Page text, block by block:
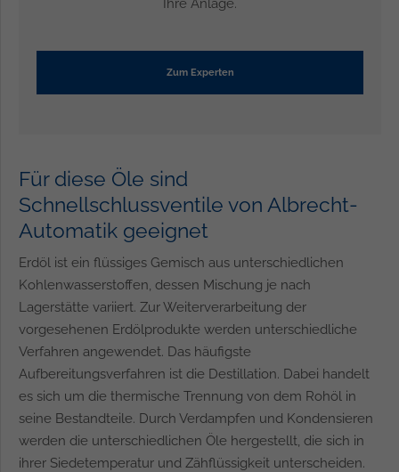
Ihre Anlage.
Zum Experten
Für diese Öle sind
Schnellschlussventile von Albrecht-
Automatik geeignet
Erdöl ist ein flüssiges Gemisch aus unterschiedlichen
Kohlenwasserstoffen, dessen Mischung je nach
Lagerstätte variiert. Zur Weiterverarbeitung der
vorgesehenen Erdölprodukte werden unterschiedliche
Verfahren angewendet. Das häufigste
Aufbereitungsverfahren ist die Destillation. Dabei handelt
es sich um die thermische Trennung von dem Rohöl in
seine Bestandteile. Durch Verdampfen und Kondensieren
werden die unterschiedlichen Öle hergestellt, die sich in
ihrer Siedetemperatur und Zähflüssigkeit unterscheiden.